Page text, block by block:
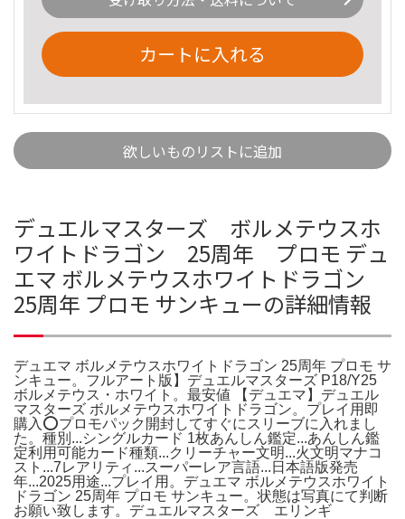
カートに入れる
欲しいものリストに追加
デュエルマスターズ ボルメテウスホ
ワイトドラゴン 25周年 プロモ デュ
エマ ボルメテウスホワイトドラゴン
25周年 プロモ サンキューの詳細情報
デュエマ ボルメテウスホワイトドラゴン 25周年 プロモ サ
ンキュー。フルアート版】デュエルマスターズ P18/Y25
ボルメテウス・ホワイト。最安値 【デュエマ】デュエル
マスターズ ボルメテウスホワイトドラゴン。プレイ用即
購入⭕️プロモパック開封してすぐにスリーブに入れまし
た。種別...シングルカード 1枚あんしん鑑定...あんしん鑑
定利用可能カード種類...クリーチャー文明...火文明マナコ
スト...7レアリティ...スーパーレア言語...日本語版発売
年...2025用途...プレイ用。デュエマ ボルメテウスホワイト
ドラゴン 25周年 プロモ サンキュー。状態は写真にて判断
お願い致します。デュエルマスターズ エリンギ